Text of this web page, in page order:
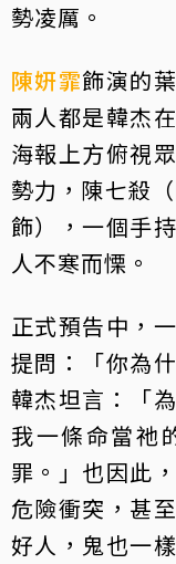
勢凌厲。
陳姸霏飾演的
兩人都是韓杰
海報上方俯視
勢力，陳七殺
飾），一個手
人不寒而慄。
正式預告中，
提問：「你為
韓杰坦言：「
我一條命當祂
罪。」也因此
危險衝突，甚
好人，鬼也一